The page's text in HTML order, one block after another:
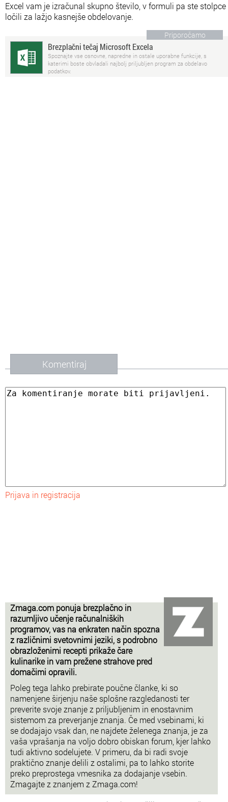
Excel vam je izračunal skupno število, v formuli pa ste stolpce
ločili za lažjo kasnejše obdelovanje.
Priporočamo
Brezplačni tečaj Microsoft Excela
Spoznajte vse osnovne, napredne in ostale uporabne funkcije, s
katerimi boste obvladali najbolj priljubljen program za obdelavo
podatkov.
Komentiraj
Prijava in registracija
Zmaga.com ponuja brezplačno in
razumljivo učenje računalniških
programov, vas na enkraten način spozna
z različnimi svetovnimi jeziki, s podrobno
obrazloženimi recepti prikaže čare
kulinarike in vam prežene strahove pred
domačimi opravili.
Poleg tega lahko prebirate poučne članke, ki so
namenjene širjenju naše splošne razgledanosti ter
preverite svoje znanje z priljubljenim in enostavnim
sistemom za preverjanje znanja. Če med vsebinami, ki
se dodajajo vsak dan, ne najdete želenega znanja, je za
vaša vprašanja na voljo dobro obiskan forum, kjer lahko
tudi aktivno sodelujete. V primeru, da bi radi svoje
praktično znanje delili z ostalimi, pa to lahko storite
preko preprostega vmesnika za dodajanje vsebin.
Zmagajte z znanjem z Zmaga.com!